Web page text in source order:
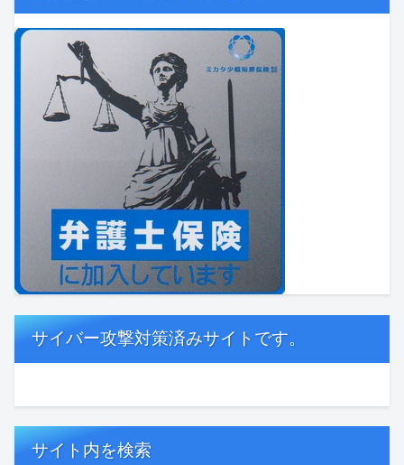
サイバー攻撃対策済みサイトです。
サイト内を検索